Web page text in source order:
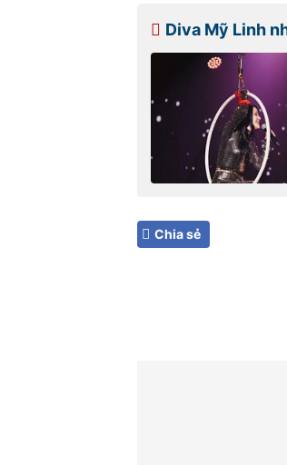
Diva Mỹ Linh
Chia sẻ